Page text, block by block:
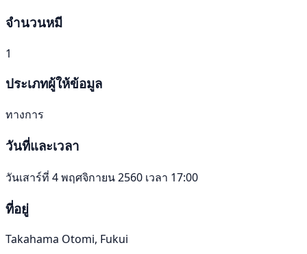
จำนวนหมี
1
ประเภทผู้ให้ข้อมูล
ทางการ
วันที่และเวลา
วันเสาร์ที่ 4 พฤศจิกายน 2560 เวลา 17:00
ที่อยู่
Takahama Otomi, Fukui